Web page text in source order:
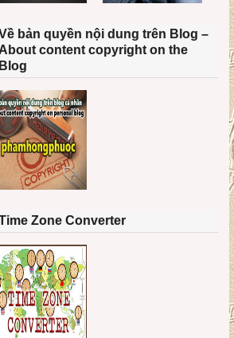
bản quyền nội dung trên Blog –
content copyright on the
Zone Converter